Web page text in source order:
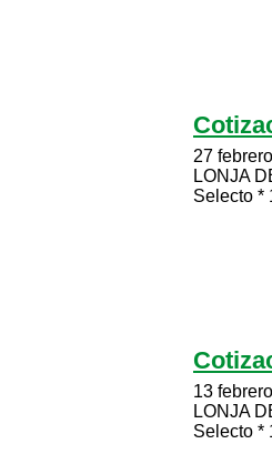
27
LONJA
Selecto *
13
LONJA
Selecto *